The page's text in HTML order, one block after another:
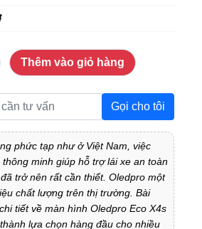
Thêm vào giỏ hàng
Gọi cho tôi
phức tạp như ở Việt Nam, việc
minh giúp hỗ trợ lái xe an toàn
trở nên rất cần thiết. Oledpro một
chất lượng trên thị trường. Bài
tiết về màn hình Oledpro Eco X4s
lựa chọn hàng đầu cho nhiều